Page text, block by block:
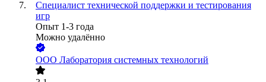
Специалист технической поддержки и тестирования
игр
Опыт 1-3 года
Можно удалённо
ООО Лаборатория системных технологий